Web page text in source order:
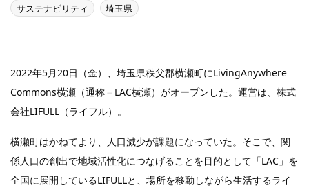
サステナビリティ 埼玉県
2022年5月20日（金）、埼玉県秩父郡横瀬町にLivingAnywhere
Commons横瀬（通称＝LAC横瀬）がオープンした。運営は、株式
会社LIFULL（ライフル）。
横瀬町はかねてより、人口減少が課題になっていた。そこで、関
係人口の創出で地域活性化につなげることを目的として「LAC」を
全国に展開しているLIFULLと、場所を移動しながら生活するライ